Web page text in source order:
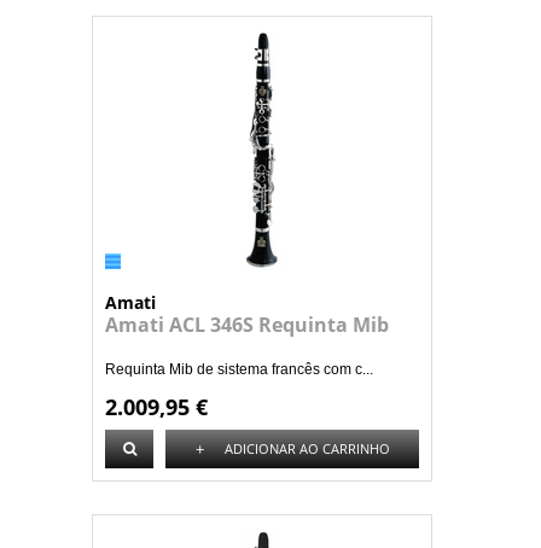
Amati
Amati ACL 346S Requinta Mib
Requinta Mib de sistema francês com c...
2.009,95 €
+ ADICIONAR AO CARRINHO